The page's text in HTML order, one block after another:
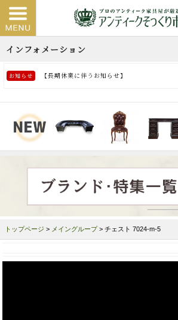
トップページ > メイングループ > チェスト 7024-m-5